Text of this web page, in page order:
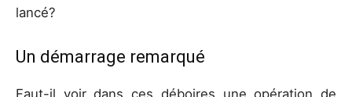
lancé?
Un démarrage remarqué